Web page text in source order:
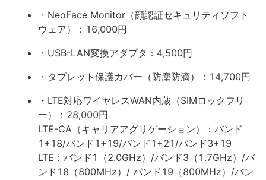
・NeoFace Monitor（顔認証セキュリティソフト
ウェア）：16,000円
・USB-LAN変換アダプタ：4,500円
・タブレット保護カバー（防塵防滴）：14,700円
・LTE対応ワイヤレスWAN内蔵（SIMロックフリ
ー）：28,000円
LTE-CA（キャリアアグリゲーション）：バンド
1+18/バンド1+19/バンド1+21/バンド3+19
LTE：バンド1（2.0GHz）/バンド3（1.7GHz）/バ
ンド18（800MHz）/ バンド19（800MHz）/バン